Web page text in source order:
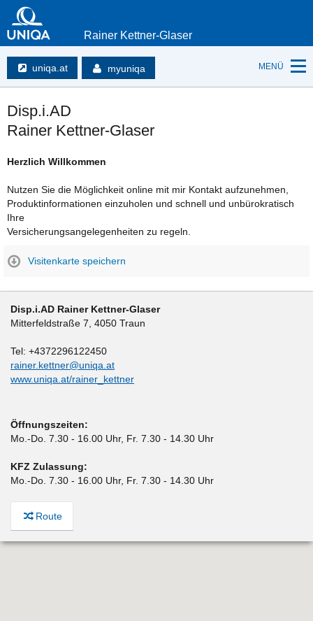
Rainer Kettner-Glaser
uniqa.at myuniqa MENÜ
Disp.i.AD
Rainer Kettner-Glaser
Herzlich Willkommen
Nutzen Sie die Möglichkeit online mit mir Kontakt aufzunehmen,
Produktinformationen einzuholen und schnell und unbürokratisch
Ihre
Versicherungsangelegenheiten zu regeln.
Visitenkarte speichern
Disp.i.AD Rainer Kettner-Glaser
Mitterfeldstraße 7 4050 Traun
Tel: +4372296122450
rainer.kettner@uniqa.at
www.uniqa.at/rainer_kettner
Öffnungszeiten:
Mo.-Do. 7.30 - 16.00 Uhr, Fr. 7.30 - 14.30 Uhr
KFZ Zulassung:
Mo.-Do. 7.30 - 16.00 Uhr, Fr. 7.30 - 14.30 Uhr
Route